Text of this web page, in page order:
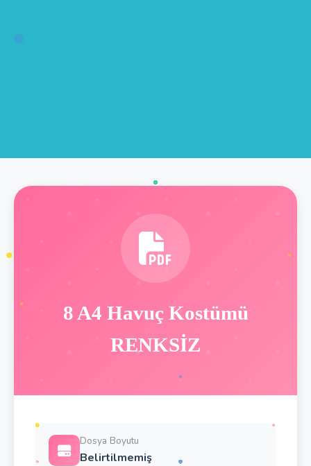
8 A4 Havuç Kostümü
RENKSİZ
Dosya Boyutu
Belirtilmemiş